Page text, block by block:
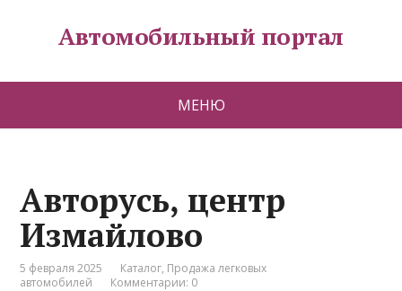
Автомобильный портал
МЕНЮ
Авторусь, центр
Измайлово
5 февраля 2025 Каталог, Продажа легковых
автомобилей
Комментарии: 0